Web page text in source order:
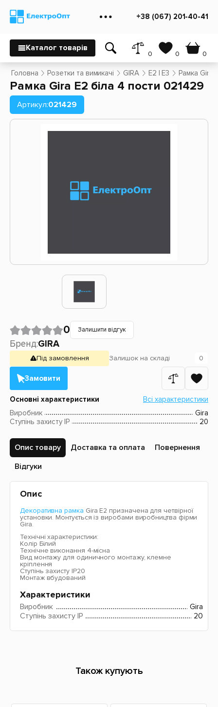
+38 (067) 201-40-41
Каталог товарів
0 0 0
Головна Розетки та вимикачі GIRA E2 | E3 Рамка Gira
Рамка Gira E2 біла 4 пости 021429
Артикул:021429
0 Залишити відгук
Бренд:GIRA
Під замовлення Залишок на складі 0
Замовити
Основні характеристики
Всі характеристики
Виробник
Gira
Ступінь захисту IP
20
Опис товару Доставка та оплата
Повернення
Відгуки
Опис
Декоративна рамка Gira E2 призначена для четвірної
установки. Монтується із виробами виробництва фірми
Gira.
Технічні характеристики:
Колір Білий
Технічне виконання 4-місна
Вид монтажу для одиничного монтажу, клемне
кріплення
Ступінь захисту IP20
Монтаж вбудований
Характеристики
Виробник
Gira
Ступінь захисту IP
20
Також купують